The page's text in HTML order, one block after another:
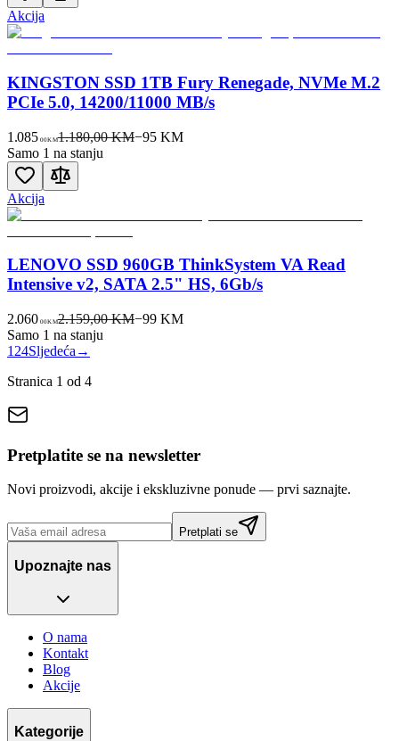
Akcija
KINGSTON SSD 1TB Fury Renegade, NVMe M.2
PCIe 5.0, 14200/11000 MB/s
1.085 00KM1.180,00 KM−95KM
Samo 1 na stanju
Akcija
LENOVO SSD 960GB ThinkSystem VA Read
Intensive v2, SATA 2.5" HS, 6Gb/s
2.060 00KM2.159,00 KM−99KM
Samo 1 na stanju
1 24Sljedeća →
Stranica 1 od 4
Pretplatite se na newsletter
Novi proizvodi, akcije i ekskluzivne ponude — prvi saznajte.
Pretplati se
Upoznajte nas
O nama
Kontakt
Blog
Akcije
Kategorije